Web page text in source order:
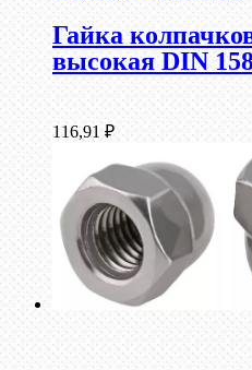
Гайка
высокая DIN
116,91 ₽